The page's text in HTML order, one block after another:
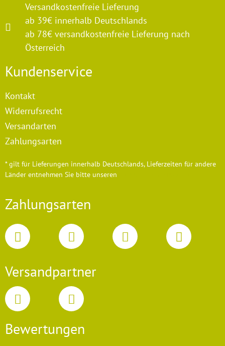
Versandkostenfreie Lieferung
ab 39€ innerhalb Deutschlands
ab 78€ versandkostenfreie Lieferung nach
Österreich
Kundenservice
Kontakt
Widerrufsrecht
Versandarten
Zahlungsarten
* gilt für Lieferungen innerhalb Deutschlands, Lieferzeiten für andere
Länder entnehmen Sie bitte unseren
Zahlungsarten
Versandpartner
Bewertungen